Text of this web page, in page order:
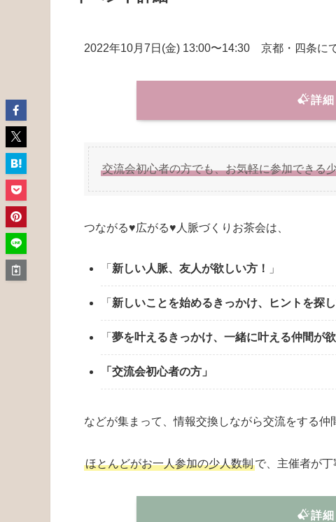
2022年10月7日(金) 13:00〜14:30 京都・四条に
詳
交流会初心者の方でも、お気軽に参加できる
つながる♥広がる♥人脈づくりお茶会は、
「 新しい人脈、友人が欲しい方！ 」
「 新しいことを始めるきっかけ、ヒントを探
「 夢を叶えるきっかけ、一緒に叶える仲間が欲
「交流会初心者の方」
などが集まって、情報交換しながら交流をする仲
ほとんどがお一人参加の少人数制で、主催者が
詳